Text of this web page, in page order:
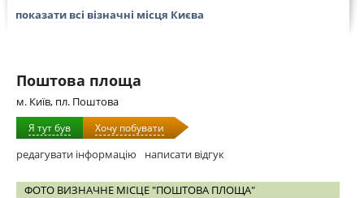
показати всі візначні місця Києва
Поштова площа
м. Київ, пл. Поштова
Я тут був Хочу побувати
редагувати інформацію написати відгук
ФОТО ВИЗНАЧНЕ МІСЦЕ "ПОШТОВА ПЛОЩА"